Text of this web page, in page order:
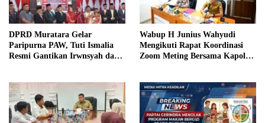
DPRD Muratara Gelar
Paripurna PAW, Tuti Ismalia
Resmi Gantikan Irwnsyah dari
Wabup H Junius Wahyudi
Mengikuti Rapat Koordinasi
Zoom Meting Bersama Kapolres